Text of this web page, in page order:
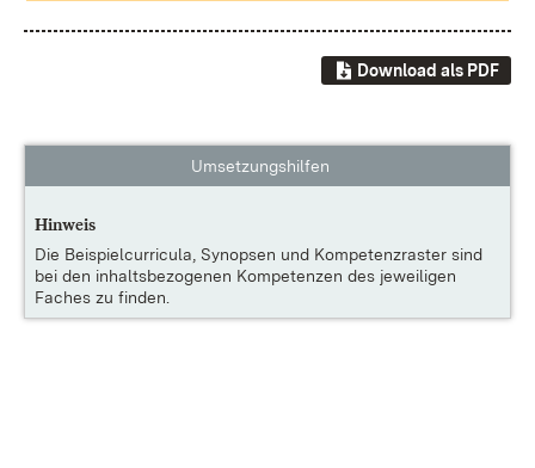
Download als PDF
Umsetzungshilfen
Hinweis
Die Beispielcurricula, Synopsen und Kompetenzraster sind
bei den inhaltsbezogenen Kompetenzen des jeweiligen
Faches zu finden.